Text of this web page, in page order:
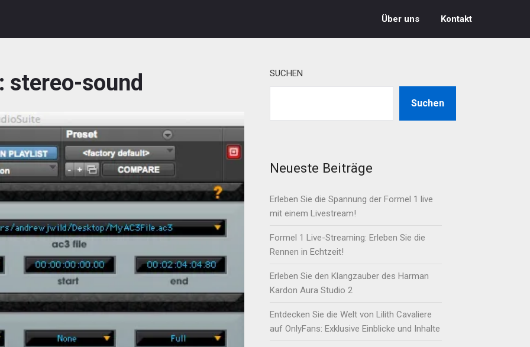
Über uns Kontakt
stereo-sound SUCHEN
Suchen
Neueste Beiträge
Erleben Sie die Spannung der Formel 1 live
mit einem Livestream!
Formel 1 Live-Streaming: Erleben Sie die
Rennen in Echtzeit!
Erleben Sie den Klangzauber des Harman
Kardon Aura Studio 2
Entdecken Sie die Welt von Lilith Cavaliere
auf OnlyFans: Exklusive Einblicke und Inhalte